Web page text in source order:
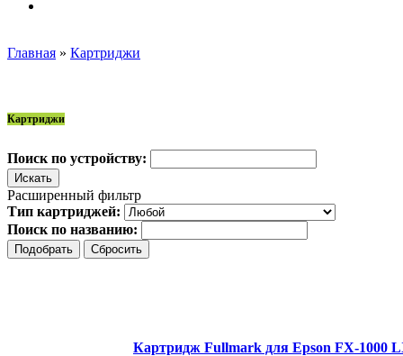
Главная » Картриджи
Картриджи
Поиск по устройству:
Расширенный фильтр
Тип картриджей:
Поиск по названию:
Картридж Fullmark для Epson FX-1000